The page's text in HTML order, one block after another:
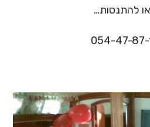
להתנסות…